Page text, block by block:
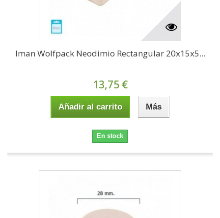
Iman Wolfpack Neodimio Rectangular 20x15x5...
13,75 €
Añadir al carrito Más
En stock